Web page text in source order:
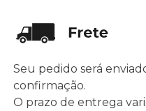
Seu pedido será
confirmação.
O prazo de entrega